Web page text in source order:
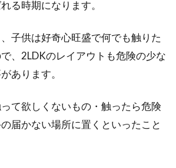
る時期になります。
子供は好奇心旺盛で何でも触りた
、2LDKのレイアウトも危険の少な
あります。
て欲しくないもの・触ったら危険
届かない場所に置くといったこと